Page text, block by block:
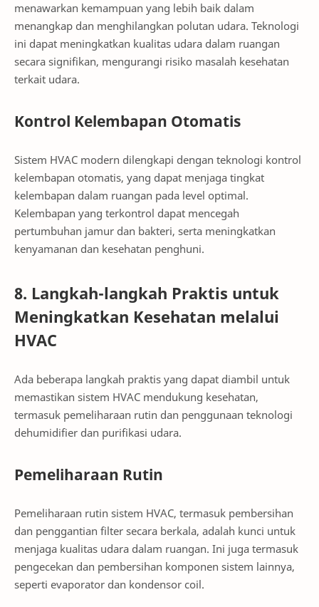
menawarkan kemampuan yang lebih baik dalam
menangkap dan menghilangkan polutan udara. Teknologi
ini dapat meningkatkan kualitas udara dalam ruangan
secara signifikan, mengurangi risiko masalah kesehatan
terkait udara.
Kontrol Kelembapan Otomatis
Sistem HVAC modern dilengkapi dengan teknologi kontrol
kelembapan otomatis, yang dapat menjaga tingkat
kelembapan dalam ruangan pada level optimal.
Kelembapan yang terkontrol dapat mencegah
pertumbuhan jamur dan bakteri, serta meningkatkan
kenyamanan dan kesehatan penghuni.
8. Langkah-langkah Praktis untuk
Meningkatkan Kesehatan melalui
HVAC
Ada beberapa langkah praktis yang dapat diambil untuk
memastikan sistem HVAC mendukung kesehatan,
termasuk pemeliharaan rutin dan penggunaan teknologi
dehumidifier dan purifikasi udara.
Pemeliharaan Rutin
Pemeliharaan rutin sistem HVAC, termasuk pembersihan
dan penggantian filter secara berkala, adalah kunci untuk
menjaga kualitas udara dalam ruangan. Ini juga termasuk
pengecekan dan pembersihan komponen sistem lainnya,
seperti evaporator dan kondensor coil.